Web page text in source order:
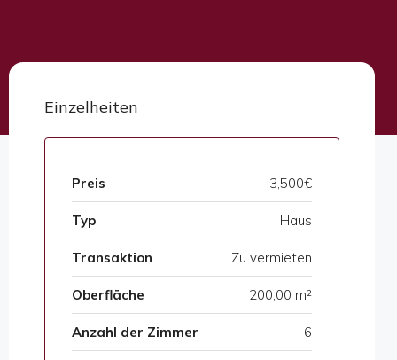
Einzelheiten
Preis 3,500€
Typ Haus
Transaktion Zu vermieten
Oberfläche 200,00 m²
Anzahl der Zimmer 6